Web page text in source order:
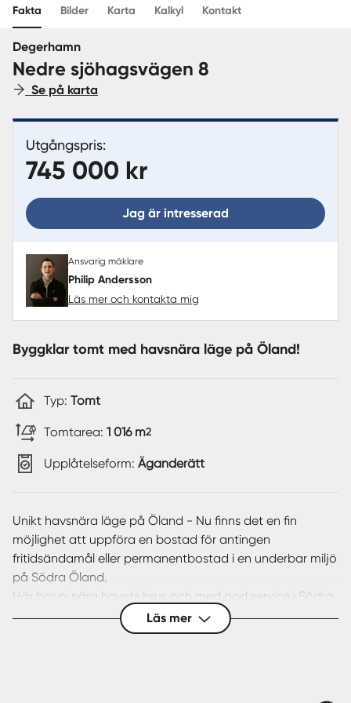
Sverige
Fakta Bilder Karta Kalkyl Kontakt
Degerhamn
Nedre sjöhagsvägen 8
Se på karta
Utgångspris:
745 000 kr
Jag är intresserad
Ansvarig mäklare
Philip Andersson
Läs mer och kontakta mig
Byggklar tomt med havsnära läge på Öland!
Typ: Tomt
Tomtarea: 1 016 m2
Upplåtelseform: Äganderätt
Unikt havsnära läge på Öland - Nu finns det en fin
möjlighet att uppföra en bostad för antingen
fritidsändamål eller permanentbostad i en underbar miljö
på Södra Öland.
Här bor ni nära havets brus och med god service i Södra
Möckleby/Degerhamn.
Läs mer